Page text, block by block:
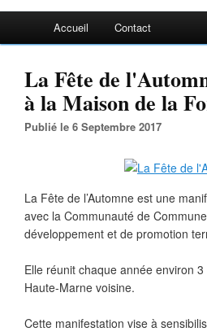
Accueil Contact
La Fête de
à la Maison de la
Publié le 6 Septembre 2017
La Fête de l’Automne est une
avec la Communauté de
développement et de promotion
Elle réunit chaque année environ
Haute-Marne voisine.
Cette manifestation vise à